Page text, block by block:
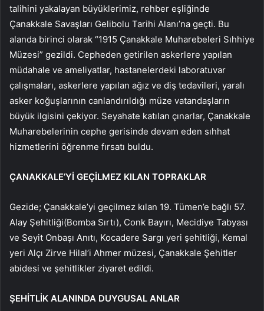
talihini yakalayan büyüklerimiz, rehber eşliğinde
Çanakkale Savaşları Gelibolu Tarihi Alanı’na geçti. Bu
alanda birinci olarak “1915 Çanakkale Muharebeleri Sıhhiye
Müzesi” gezildi. Cepheden getirilen askerlere yapılan
müdahale ve ameliyatlar, hastanelerdeki laboratuvar
çalışmaları, askerlere yapılan ağız ve diş tedavileri, yaralı
asker koğuşlarının canlandırıldığı müze vatandaşların
büyük ilgisini çekiyor. Seyahate katılan çınarlar, Çanakkale
Muharebelerinin cephe gerisinde devam eden sıhhat
hizmetlerini öğrenme fırsatı buldu.
ÇANAKKALE’Yİ GEÇİLMEZ KILAN TOPRAKLAR
Gezide; Çanakkale’yi geçilmez kılan 19. Tümen’e bağlı 57.
Alay Şehitliği(Bomba Sırtı), Conk Bayırı, Mecidiye Tabyası
ve Seyit Onbaşı Anıtı, Kocadere Sargı yeri şehitliği, Kemal
yeri Alçı Zirve Hilal’i Ahmer müzesi, Çanakkale Şehitler
abidesi ve şehitlikler ziyaret edildi.
ŞEHİTLİK ALANINDA DUYGUSAL ANLAR